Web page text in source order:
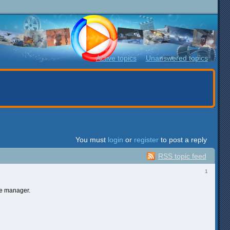
Active topics Unanswered topics
You must login or register to post a reply
RSS topic feed
1
manager.